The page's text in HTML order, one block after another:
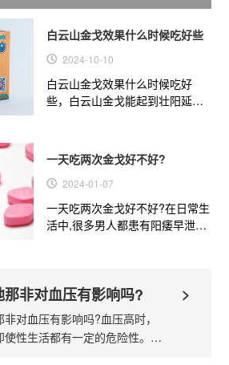
白云山金戈效果什么时候吃好些
2024-10-10
白云山金戈效果什么时候吃好
些，白云山金戈能起到壮阳延时
一天吃两次金戈好不好?
2024-01-07
一天吃两次金戈好不好?在日常生
活中,很多男人都患有阳痿早泄疾
非对血压有影响吗? >
对血压有影响吗?血压高时，
性生活都有一定的危险性。如